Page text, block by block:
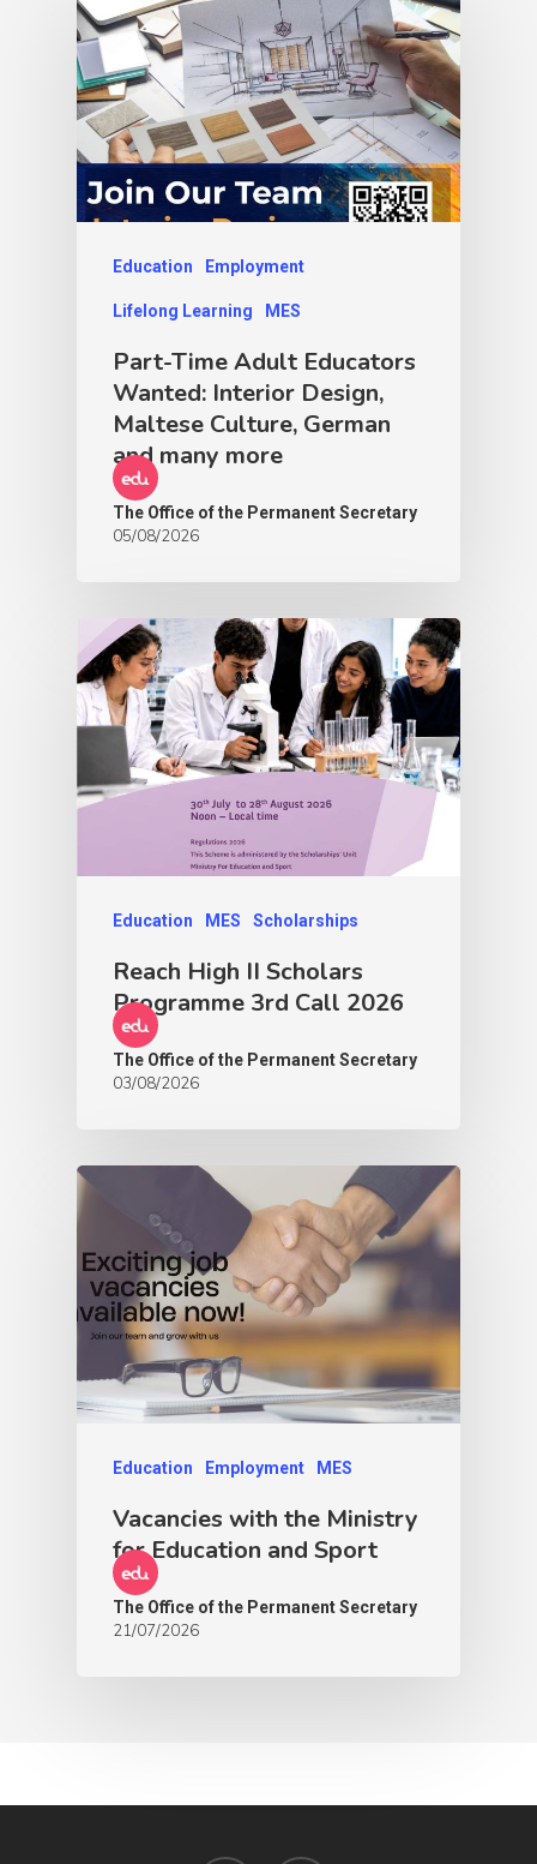
Education Employment
Lifelong Learning MES
Part-Time Adult Educators
Wanted: Interior Design,
Maltese Culture, German
and many more
The Office of the Permanent Secretary
05/08/2026
Education MES Scholarships
Reach High II Scholars
Programme 3rd Call 2026
The Office of the Permanent Secretary
03/08/2026
Education Employment MES
Vacancies with the Ministry
for Education and Sport
The Office of the Permanent Secretary
21/07/2026